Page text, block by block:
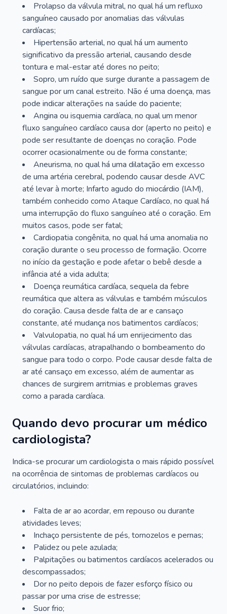
Prolapso da válvula mitral, no qual há um refluxo
sanguíneo causado por anomalias das válvulas
cardíacas;
Hipertensão arterial, no qual há um aumento
significativo da pressão arterial, causando desde
tontura e mal-estar até dores no peito;
Sopro, um ruído que surge durante a passagem de
sangue por um canal estreito. Não é uma doença, mas
pode indicar alterações na saúde do paciente;
Angina ou isquemia cardíaca, no qual um menor
fluxo sanguíneo cardíaco causa dor (aperto no peito) e
pode ser resultante de doenças no coração. Pode
ocorrer ocasionalmente ou de forma constante;
Aneurisma, no qual há uma dilatação em excesso
de uma artéria cerebral, podendo causar desde AVC
até levar à morte; Infarto agudo do miocárdio (IAM),
também conhecido como Ataque Cardíaco, no qual há
uma interrupção do fluxo sanguíneo até o coração. Em
muitos casos, pode ser fatal;
Cardiopatia congênita, no qual há uma anomalia no
coração durante o seu processo de formação. Ocorre
no início da gestação e pode afetar o bebê desde a
infância até a vida adulta;
Doença reumática cardíaca, sequela da febre
reumática que altera as válvulas e também músculos
do coração. Causa desde falta de ar e cansaço
constante, até mudança nos batimentos cardíacos;
Valvulopatia, no qual há um enrijecimento das
válvulas cardíacas, atrapalhando o bombeamento do
sangue para todo o corpo. Pode causar desde falta de
ar até cansaço em excesso, além de aumentar as
chances de surgirem arritmias e problemas graves
como a parada cardíaca.
Quando devo procurar um médico
cardiologista?
Indica-se procurar um cardiologista o mais rápido possível
na ocorrência de sintomas de problemas cardíacos ou
circulatórios, incluindo:
Falta de ar ao acordar, em repouso ou durante
atividades leves;
Inchaço persistente de pés, tornozelos e pernas;
Palidez ou pele azulada;
Palpitações ou batimentos cardíacos acelerados ou
descompassados;
Dor no peito depois de fazer esforço físico ou
passar por uma crise de estresse;
Suor frio;